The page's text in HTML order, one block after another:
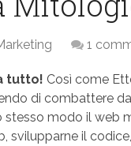
1
tutto! Così come
di combattere
stesso modo il web
svilupparne il